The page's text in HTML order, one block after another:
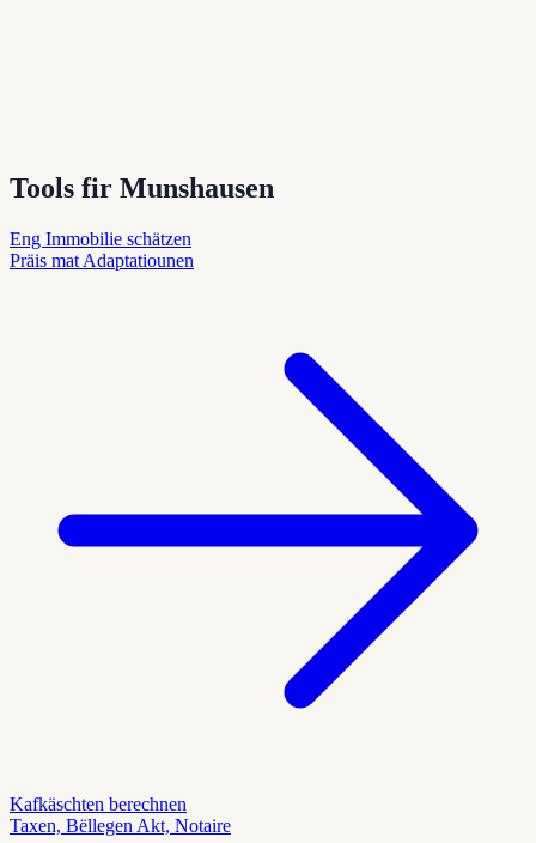
Tools fir Munshausen
Eng Immobilie schätzen
Präis mat Adaptatiounen
Kafkäschten berechnen
Taxen, Bëllegen Akt, Notaire